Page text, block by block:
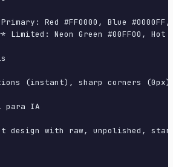
Red #FF0000, Blue #0000FF,
Limited: Neon Green #00FF00, Hot
(instant), sharp corners
para IA
design with raw, unpolished,